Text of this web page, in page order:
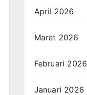
April 2026
Maret 2026
Februari 2026
Januari 2026